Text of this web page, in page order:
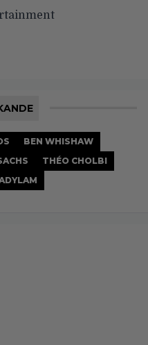
BEN WHISHAW
THÉO CHOLBI